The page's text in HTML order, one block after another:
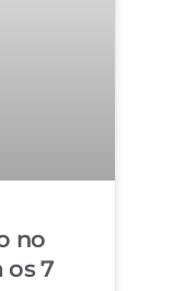
no
os 7